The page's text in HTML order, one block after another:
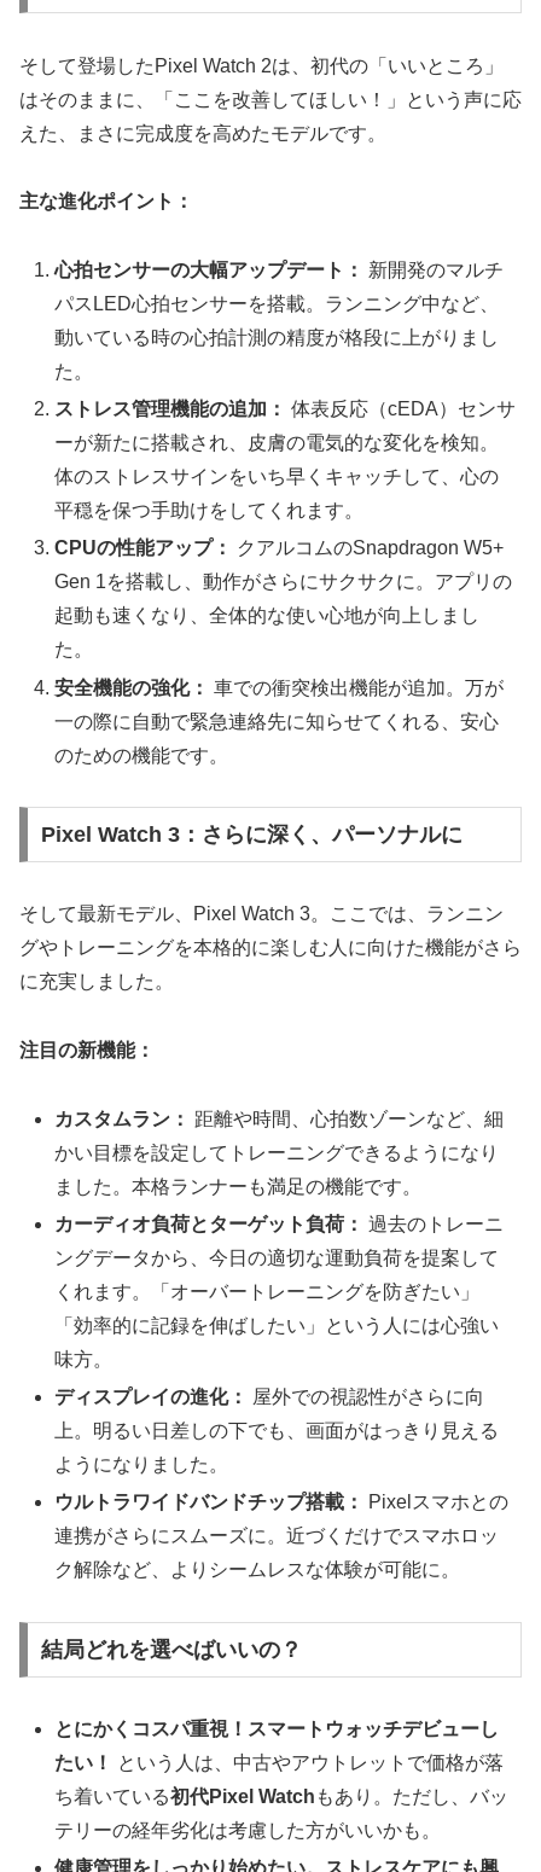
そして登場したPixel Watch 2は、初代の「いいところ」
はそのままに、「ここを改善してほしい！」という声に応
えた、まさに完成度を高めたモデルです。
主な進化ポイント：
心拍センサーの大幅アップデート：
新開発のマルチ
パスLED心拍センサーを搭載。ランニング中など、
動いている時の心拍計測の精度が格段に上がりまし
た。
ストレス管理機能の追加： 体表反応（cEDA）センサ
ーが新たに搭載され、皮膚の電気的な変化を検知。
体のストレスサインをいち早くキャッチして、心の
平穏を保つ手助けをしてくれます。
CPUの性能アップ：
クアルコムのSnapdragon W5+
Gen 1を搭載し、動作がさらにサクサクに。アプリの
起動も速くなり、全体的な使い心地が向上しまし
た。
安全機能の強化： 車での衝突検出機能が追加。万が
一の際に自動で緊急連絡先に知らせてくれる、安心
のための機能です。
Pixel Watch 3：さらに深く、パーソナルに
そして最新モデル、Pixel Watch 3。ここでは、ランニン
グやトレーニングを本格的に楽しむ人に向けた機能がさら
に充実しました。
注目の新機能：
カスタムラン：
距離や時間、心拍数ゾーンなど、細
かい目標を設定してトレーニングできるようになり
ました。本格ランナーも満足の機能です。
カーディオ負荷とターゲット負荷： 過去のトレーニ
ングデータから、今日の適切な運動負荷を提案して
くれます。「オーバートレーニングを防ぎたい」
「効率的に記録を伸ばしたい」という人には心強い
味方。
ディスプレイの進化：
屋外での視認性がさらに向
上。明るい日差しの下でも、画面がはっきり見える
ようになりました。
ウルトラワイドバンドチップ搭載：
Pixelスマホとの
連携がさらにスムーズに。近づくだけでスマホロッ
ク解除など、よりシームレスな体験が可能に。
結局どれを選べばいいの？
とにかくコスパ重視！スマートウォッチデビューし
たい！
という人は、中古やアウトレットで価格が落
ち着いている初代Pixel Watch もあり。ただし、バッ
テリーの経年劣化は考慮した方がいいかも。
健康管理をしっかり始めたい。ストレスケアにも興